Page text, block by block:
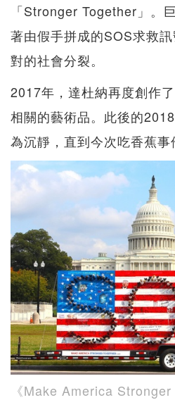
「Stronger Together」。
著由假手拼成的SOS求救
對的社會分裂。
2017年，達杜納再度創作
相關的藝術品。此後的
為沉靜，直到今次吃香蕉事
《Make America Stronger